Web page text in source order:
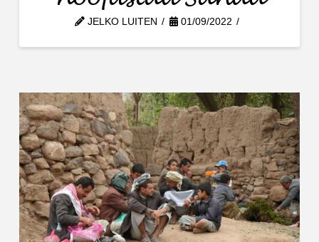
JELKO LUITEN 01/09/2022